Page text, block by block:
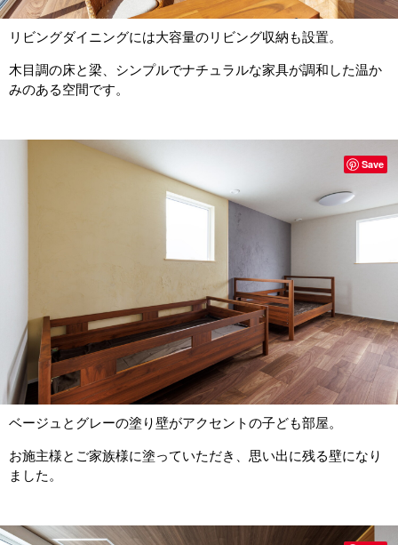
リビングダイニングには大容量のリビング収納も設置。
木目調の床と梁、シンプルでナチュラルな家具が調和した温か
みのある空間です。
ベージュとグレーの塗り壁がアクセントの子ども部屋。
お施主様とご家族様に塗っていただき、思い出に残る壁になり
ました。
Save